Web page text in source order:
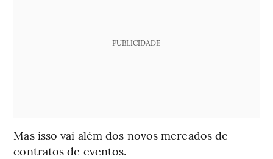
PUBLICIDADE
Mas isso vai além dos novos mercados de
contratos de eventos.